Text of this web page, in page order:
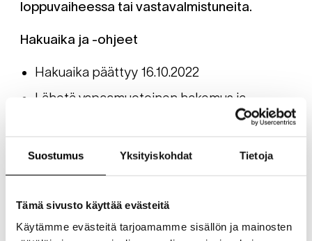
Suostumus Yksityiskohdat Tietoja
Tämä sivusto käyttää evästeitä
Käytämme evästeitä tarjoamamme sisällön ja mainosten
loppuvaiheessa tai vastavalmistuneita.
Hakuaika ja -ohjeet
Hakuaika päättyy 16.10.2022
Lähetä vapaamuotoinen hakemus ja
Lisätietoa tehtävästä ja Kreabista
60 988 ke 12.10. klo 12-13) ja Eeva Tähtinen,
eeva.tahtinen@kreab.com(tai puh. 040 718